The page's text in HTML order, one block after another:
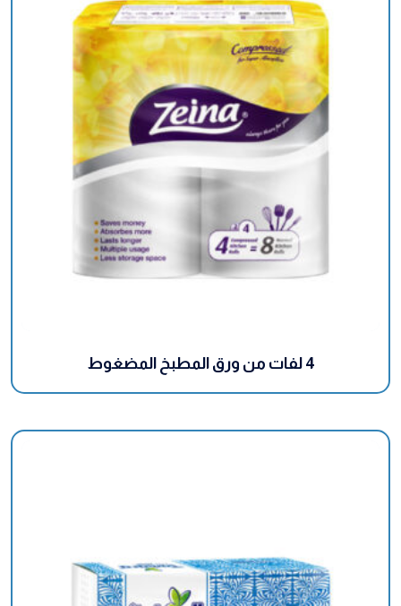
4 لفات من ورق المطبخ المضغوط